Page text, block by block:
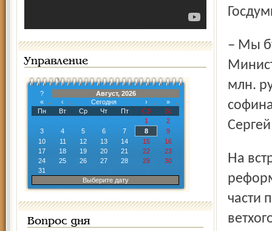
Управление
?
Август, 2026
«
‹ Сегодня ›
»
Пн
Вт Ср Чт Пт Сб
Вс
1
2
3
4 5 6 7 8
9
10
11 12 13 14 15
16
17
18 19 20 21 22
23
24
25 26 27 28 29
30
31
Выберите дату
Вопрос дня
– Мы будем взаимодей­ствовать по решению вопроса в
млн.
На встрече также обсудили 185-ФЗ «О Фонде содействия
части